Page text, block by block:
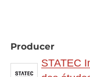
sociétés mères
2002. Lors de la
entreprises ont
Producer
STATEC